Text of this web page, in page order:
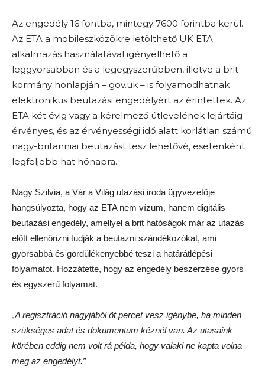
Az engedély 16 fontba, mintegy 7600 forintba kerül.
Az ETA a mobileszközökre letölthető UK ETA
alkalmazás használatával igényelhető a
leggyorsabban és a legegyszerűbben, illetve a brit
kormány honlapján – gov.uk – is folyamodhatnak
elektronikus beutazási engedélyért az érintettek. Az
ETA két évig vagy a kérelmező útlevelének lejártáig
érvényes, és az érvényességi idő alatt korlátlan számú
nagy-britanniai beutazást tesz lehetővé, esetenként
legfeljebb hat hónapra.
Nagy Szilvia, a Vár a Világ utazási iroda ügyvezetője
hangsúlyozta, hogy az ETA nem vízum, hanem digitális
beutazási engedély, amellyel a brit hatóságok már az utazás
előtt ellenőrizni tudják a beutazni szándékozókat, ami
gyorsabbá és gördülékenyebbé teszi a határátlépési
folyamatot. Hozzátette, hogy az engedély beszerzése gyors
és egyszerű folyamat.
„A regisztráció nagyjából öt percet vesz igénybe, ha minden
szükséges adat és dokumentum kéznél van. Az utasaink
körében eddig nem volt rá példa, hogy valaki ne kapta volna
meg az engedélyt.”